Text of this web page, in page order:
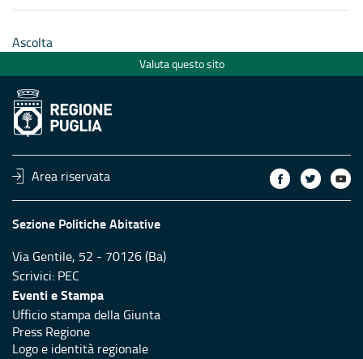
Ascolta
Valuta questo sito
Area riservata
Sezione Politiche Abitative
Via Gentile, 52 - 70126 (Ba)
Scrivici: PEC
Eventi e Stampa
Ufficio stampa della Giunta
Press Regione
Logo e identità regionale